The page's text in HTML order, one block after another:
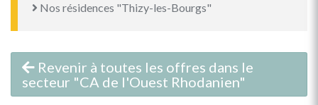
Nos résidences "Thizy-les-Bourgs"
Revenir à toutes les offres dans le
secteur "CA de l'Ouest Rhodanien"